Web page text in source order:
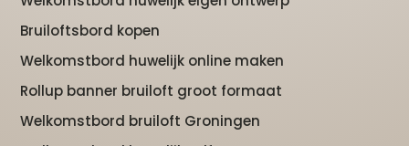
Bruiloftsbord kopen
Welkomstbord huwelijk online maken
Rollup banner bruiloft groot formaat
Welkomstbord bruiloft Groningen